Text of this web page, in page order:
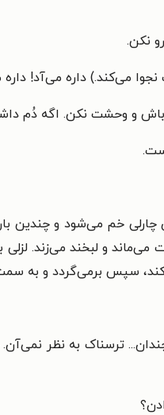
نکن.
می‌کند.) داره می‌آد!
و وحشت نکن. اگه دُم
چارلی خم می‌شود و چندین
می‌ماند و لبخند می‌زند.
سپس برمی‌گردد و به
ترسناک به نظر